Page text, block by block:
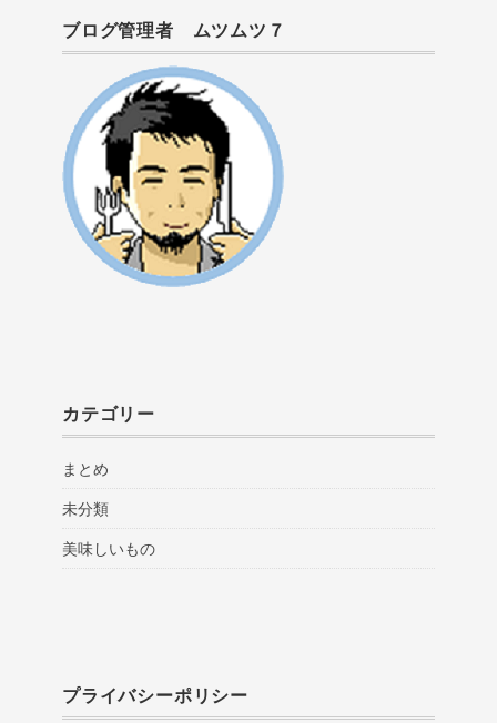
ブログ管理者 ムツムツ７
カテゴリー
まとめ
未分類
美味しいもの
プライバシーポリシー